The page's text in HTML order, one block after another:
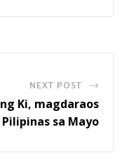
NEXT POST
Ki, magdaraos
sa Mayo